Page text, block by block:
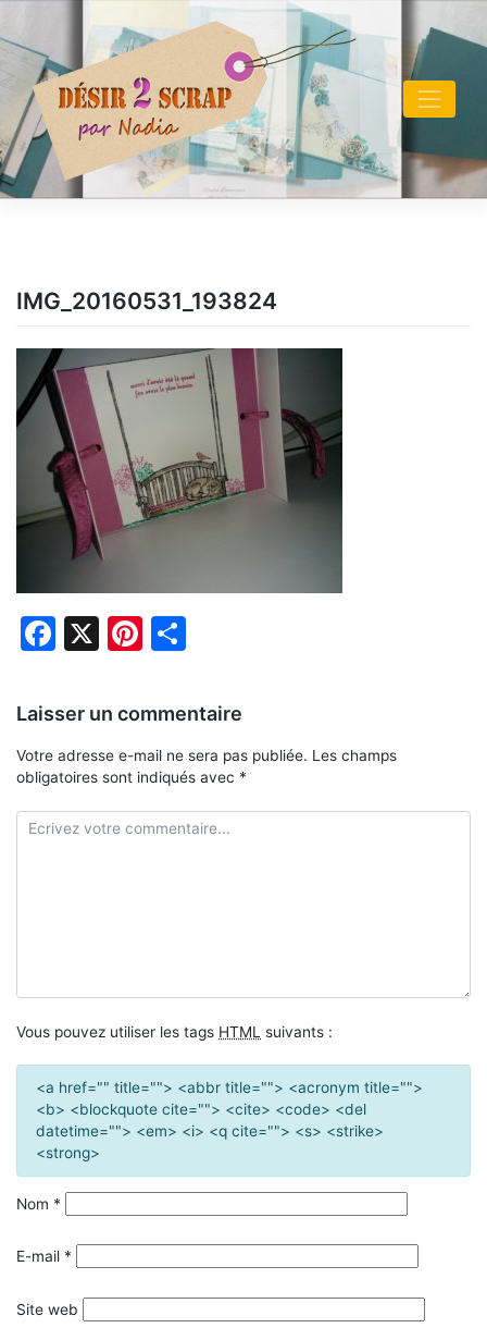
content
IMG_20160531_193824
Facebook
X Pinterest
Laisser un commentaire
Votre adresse e-mail ne sera pas publiée. Les champs
obligatoires sont indiqués avec *
Vous pouvez utiliser les tags HTML suivants :
<a href="" title=""> <abbr title=""> <acronym title="">
<b> <blockquote cite=""> <cite> <code> <del
datetime=""> <em> <i> <q cite=""> <s> <strike>
<strong>
Nom *
E-mail *
Site web